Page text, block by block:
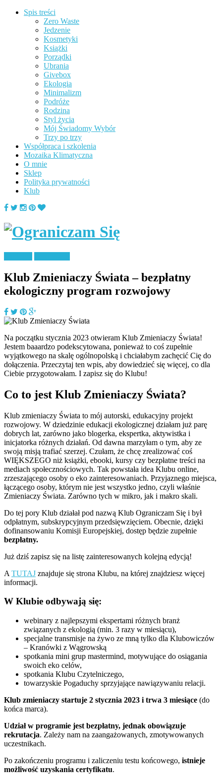
Spis treści
Zero Waste
Jedzenie
Kosmetyki
Książki
Porządki
Ubrania
Givebox
Ekologia
Minimalizm
Podróże
Rodzina
Styl życia
Mój Świadomy Wybór
Trzy po trzy
Współpraca i szkolenia
Mozaika Klimatyczna
O mnie
Sklep
Polityka prywatności
Klub
Klub Zmieniaczy Świata – bezpłatny
ekologiczny program rozwojowy
Na początku stycznia 2023 otwieram Klub Zmieniaczy Świata!
Jestem baaardzo podekscytowana, ponieważ to coś zupełnie
wyjątkowego na skalę ogólnopolską i chciałabym zachęcić Cię do
dołączenia. Przeczytaj ten wpis, aby dowiedzieć się więcej, co dla
Ciebie przygotowałam. I zapisz się do Klubu!
Co to jest Klub Zmieniaczy Świata?
Klub zmieniaczy Świata to mój autorski, edukacyjny projekt
rozwojowy. W dziedzinie edukacji ekologicznej działam już parę
dobrych lat, zarówno jako blogerka, ekspertka, aktywistka i
inicjatorka różnych działań. Od dawna marzyłam o tym, aby ze
swoją misją trafiać szerzej. Czułam, że chcę zrealizować coś
WIĘKSZEGO niż książki, ebooki, kursy czy bezpłatne treści na
mediach społecznościowych. Tak powstała idea Klubu online,
zrzeszającego osoby o eko zainteresowaniach. Przyjaznego miejsca,
łączącego osoby, którym nie jest wszystko jedno, czyli właśnie
Zmieniaczy Świata. Zarówno tych w mikro, jak i makro skali.
Do tej pory Klub działał pod nazwą Klub Ograniczam Się i był
odpłatnym, subskrypcyjnym przedsięwzięciem. Obecnie, dzięki
dofinansowaniu Komisji Europejskiej, dostęp będzie zupełnie
bezpłatny.
Już dziś zapisz się na listę zainteresowanych kolejną edycją!
A TUTAJ znajduje się strona Klubu, na której znajdziesz więcej
informacji.
W Klubie odbywają się:
webinary z najlepszymi ekspertami różnych branż
związanych z ekologią (min. 3 razy w miesiącu),
specjalne transmisje na żywo ze mną tylko dla Klubowiczów
– Kranówki z Wągrowską
spotkania mini grup mastermind, motywujące do osiągania
swoich eko celów,
spotkania Klubu Czytelniczego,
towarzyskie Pogaduchy sprzyjające nawiązywaniu relacji.
Klub zmieniaczy startuje 2 stycznia 2023 i trwa 3 miesiące (do
końca marca).
Udział w programie jest bezpłatny, jednak obowiązuje
rekrutacja. Zależy nam na zaangażowanych, zmotywowanych
uczestnikach.
Po zakończeniu programu i zaliczeniu testu końcowego, istnieje
możliwość uzyskania certyfikatu.